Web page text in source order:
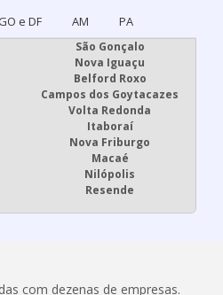
GO e DF AM PA
São Gonçalo
Nova Iguaçu
Belford Roxo
Campos dos Goytacazes
Volta Redonda
Itaboraí
Nova Friburgo
Macaé
Nilópolis
Resende
com dezenas de empresas.